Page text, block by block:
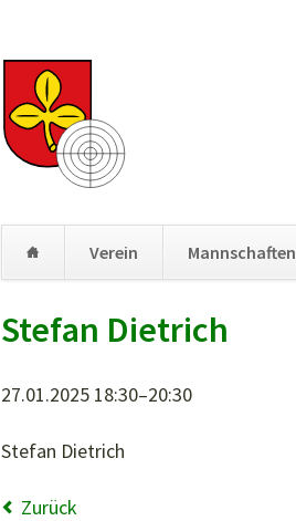
Verein Mannschaften
überspringen
Stefan Dietrich
27.01.2025 18:30–20:30
Stefan Dietrich
Zurück